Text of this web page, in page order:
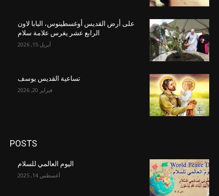
على أرض القديس أوغسطينوس، البابا لاون
الرابع عشر يغرس علامة سلام
أبريل 15, 2026
تساعية القديس يوسف
فبراير 20, 2026
POSTS
اليوم العالمي للسلام
أغسطس 14, 2025